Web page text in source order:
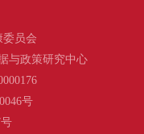
委员会
与政策研究中心
号